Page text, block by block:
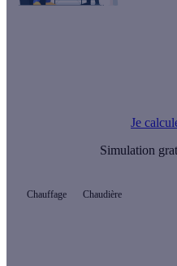
Je
Simulation
Chauffage Chaudière